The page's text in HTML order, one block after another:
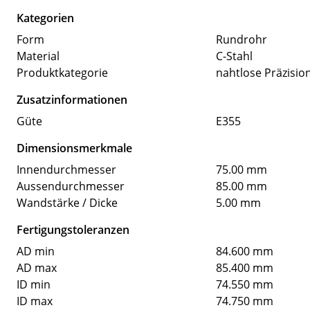
Kategorien
Form
Rundrohr
Material
C-Stahl
Produktkategorie
nahtlose
Zusatzinformationen
Güte
E355
Dimensionsmerkmale
Innendurchmesser
75.00 mm
Aussendurchmesser
85.00 mm
Wandstärke / Dicke
5.00 mm
Fertigungstoleranzen
AD min
84.600 mm
AD max
85.400 mm
ID min
74.550 mm
ID max
74.750 mm